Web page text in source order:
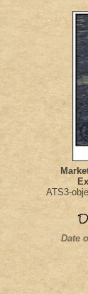
ATS3-
Date